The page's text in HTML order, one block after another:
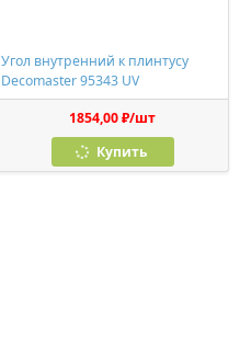
Угол внутренний к плинтусу
Decomaster 95343 UV
1854,00 ₽/шт
Купить